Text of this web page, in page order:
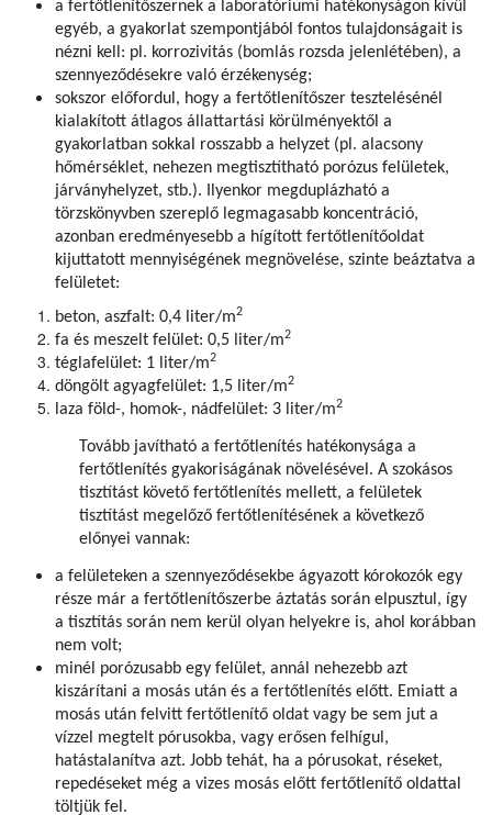
a fertőtlenítőszernek a laboratóriumi hatékonyságon kívül
egyéb, a gyakorlat szempontjából fontos tulajdonságait is
nézni kell: pl. korrozivitás (bomlás rozsda jelenlétében), a
szennyeződésekre való érzékenység;
sokszor előfordul, hogy a fertőtlenítőszer tesztelésénél
kialakított átlagos állattartási körülményektől a
gyakorlatban sokkal rosszabb a helyzet (pl. alacsony
hőmérséklet, nehezen megtisztítható porózus felületek,
járványhelyzet, stb.). Ilyenkor megduplázható a
törzskönyvben szereplő legmagasabb koncentráció,
azonban eredményesebb a hígított fertőtlenítőoldat
kijuttatott mennyiségének megnövelése, szinte beáztatva a
felületet:
beton, aszfalt: 0,4 liter/m2
fa és meszelt felület: 0,5 liter/m2
téglafelület: 1 liter/m2
döngölt agyagfelület: 1,5 liter/m2
laza föld-, homok-, nádfelület: 3 liter/m2
Tovább javítható a fertőtlenítés hatékonysága a
fertőtlenítés gyakoriságának növelésével. A szokásos
tisztítást követő fertőtlenítés mellett, a felületek
tisztítást megelőző fertőtlenítésének a következő
előnyei vannak:
a felületeken a szennyeződésekbe ágyazott kórokozók egy
része már a fertőtlenítőszerbe áztatás során elpusztul, így
a tisztítás során nem kerül olyan helyekre is, ahol korábban
nem volt;
minél porózusabb egy felület, annál nehezebb azt
kiszárítani a mosás után és a fertőtlenítés előtt. Emiatt a
mosás után felvitt fertőtlenítő oldat vagy be sem jut a
vízzel megtelt pórusokba, vagy erősen felhígul,
hatástalanítva azt. Jobb tehát, ha a pórusokat, réseket,
repedéseket még a vizes mosás előtt fertőtlenítő oldattal
töltjük fel.